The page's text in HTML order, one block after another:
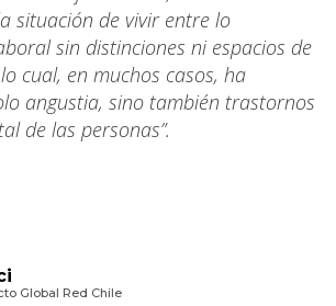
situación de vivir entre lo
sin distinciones ni espacios de
cual, en muchos casos, ha
angustia, sino también trastornos
de las personas”.
Global Red Chile